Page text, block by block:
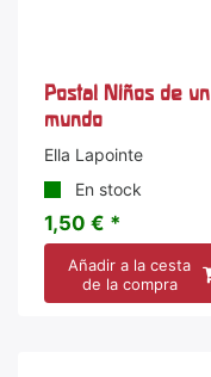
Postal Niños de un
mundo
Ella Lapointe
En stock
1,50 € *
Añadir a la cesta
de la compra